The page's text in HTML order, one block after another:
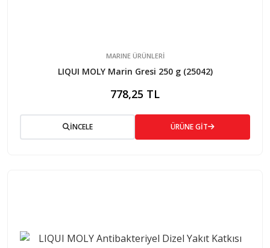
MARINE ÜRÜNLERİ
LIQUI MOLY Marin Gresi 250 g (25042)
778,25 TL
İNCELE ÜRÜNE GİT